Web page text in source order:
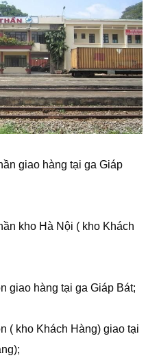
giao hàng tại ga Giáp
kho Hà Nội ( kho Khách
giao hàng tại ga Giáp Bát;
( kho Khách Hàng) giao tại